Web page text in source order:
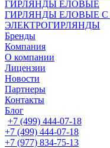
ГИРЛЯНДЫ ЕЛОВЫЕ
ГИРЛЯНДЫ ЕЛОВЫЕ С
ЭЛЕКТРОГИРЛЯНДЫ
Бренды
Компания
О компании
Лицензии
Новости
Партнеры
Контакты
Блог
+7 (499) 444-07-18
+7 (499) 444-07-18
+7 (977) 834-75-13